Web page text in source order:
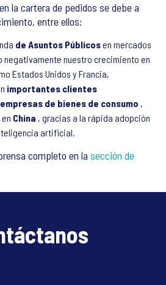
la cartera de pedidos se debe a
entre ellos:
de Asuntos Públicosen mercados
negativamente nuestro crecimiento en
Estados Unidos y Francia,
importantes clientes
de bienes de consumo ,
China , gracias a la rápida adopción
artificial.
completo en la sección de